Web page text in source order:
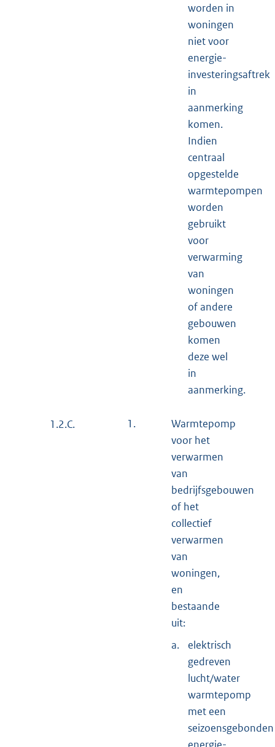
worden in
woningen
niet voor
energie-
investeringsaftrek
in
aanmerking
komen.
Indien
centraal
opgestelde
warmtepompen
worden
gebruikt
voor
verwarming
van
woningen
of andere
gebouwen
komen
deze wel
in
aanmerking.
1.2.C. 1.
Warmtepomp
voor het
verwarmen
van
bedrijfsgebouwen
of het
collectief
verwarmen
van
woningen,
en
bestaande
uit:
a.
elektrisch
gedreven
lucht/water
warmtepomp
met een
seizoensgebonden